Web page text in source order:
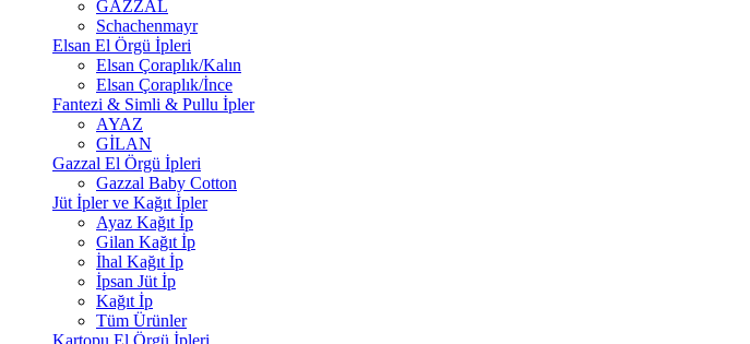
GAZZAL
Schachenmayr
Elsan El Örgü İpleri
Elsan Çoraplık/Kalın
Elsan Çoraplık/İnce
Fantezi & Simli & Pullu İpler
AYAZ
GİLAN
Gazzal El Örgü İpleri
Gazzal Baby Cotton
Jüt İpler ve Kağıt İpler
Ayaz Kağıt İp
Gilan Kağıt İp
İhal Kağıt İp
İpsan Jüt İp
Kağıt İp
Tüm Ürünler
Kartopu El Örgü İpleri